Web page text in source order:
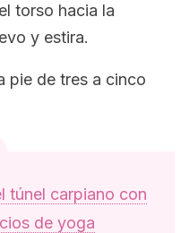
torso hacia la
y estira.
pie de tres a cinco
túnel carpiano con
de yoga